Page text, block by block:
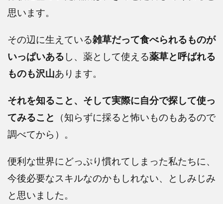
思います。
その辺に生えている雑草だって食べられるものが
いっぱいある し、薬として使える薬草と呼ばれる
ものも沢山あります。
それを知ること、そして実際に自分で探して使っ
てみること
（知らずに採ると怖いものもあるので
調べてから）。
便利な世界にどっぷり慣れてしまった私たちに、
今後必要なスキルなのかもしれない、としみじみ
と思いました。